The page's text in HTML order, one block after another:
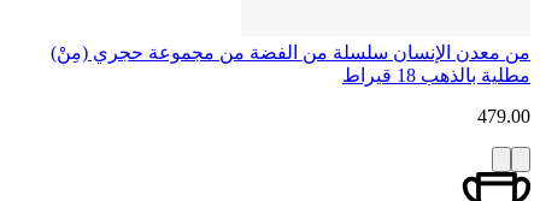
من معدن الإنسان سلسلة من الفضة من مجموعة حجري (مِنْ)
مطلية بالذهب 18 قيراط
479.00